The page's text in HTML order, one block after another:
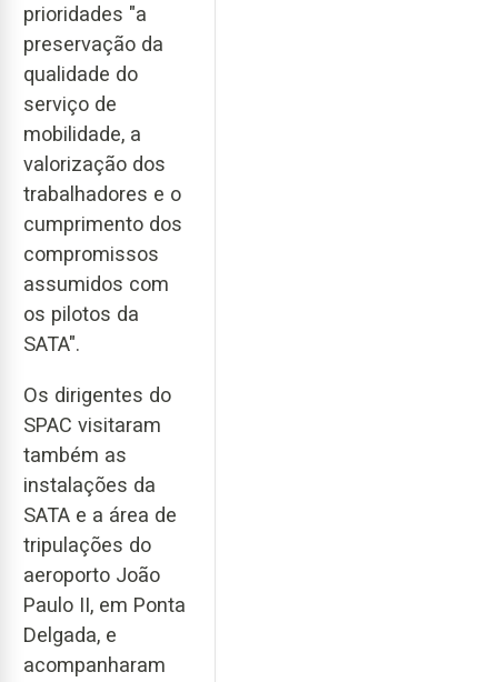
prioridades "a
preservação da
qualidade do
serviço de
mobilidade, a
valorização dos
trabalhadores e o
cumprimento dos
compromissos
assumidos com
os pilotos da
SATA".
Os dirigentes do
SPAC visitaram
também as
instalações da
SATA e a área de
tripulações do
aeroporto João
Paulo II, em Ponta
Delgada, e
acompanharam